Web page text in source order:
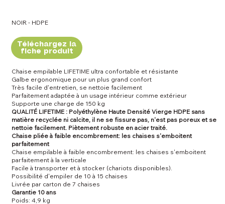
NOIR - HDPE
Téléchargez la
fiche produit
Chaise empilable LIFETIME ultra confortable et résistante
Galbe ergonomique pour un plus grand confort
Très facile d'entretien, se nettoie facilement
Parfaitement adaptée à un usage intérieur comme extérieur
Supporte une charge de 150 kg
QUALITÉ LIFETIME : Polyéthylène Haute Densité Vierge HDPE sans
matière recyclée ni calcite, il ne se fissure pas, n'est pas poreux et se
nettoie facilement. Piètement robuste en acier traité.
Chaise pliée à faible encombrement: les chaises s'emboitent
parfaitement
Chaise empilable à faible encombrement: les chaises s'emboitent
parfaitement à la verticale
Facile à transporter et à stocker (chariots disponibles).
Possibilité d'empiler de 10 à 15 chaises
Livrée par carton de 7 chaises
Garantie 10 ans
Poids: 4,9 kg